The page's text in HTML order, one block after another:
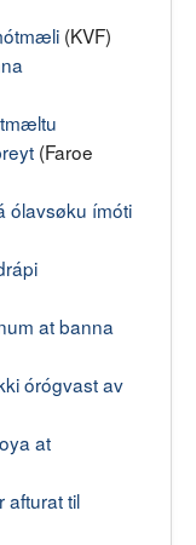
(KVF)
(Faroe
ólavsøku ímóti
at banna
órógvast av
at
afturat til